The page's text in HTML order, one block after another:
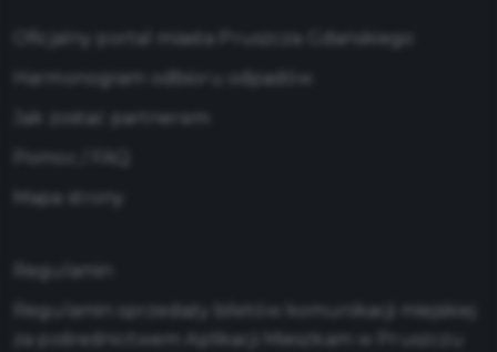
Oficjalny portal miasta Pruszcza Gdańskiego
Harmonogram odbioru odpadów
Jak zostać partnerem
Mapa strony
Regulamin
Regulamin sprzedaży biletów komunikacji miejskiej
za pośrednictwem Aplikacji Mieszkam w Pruszczu